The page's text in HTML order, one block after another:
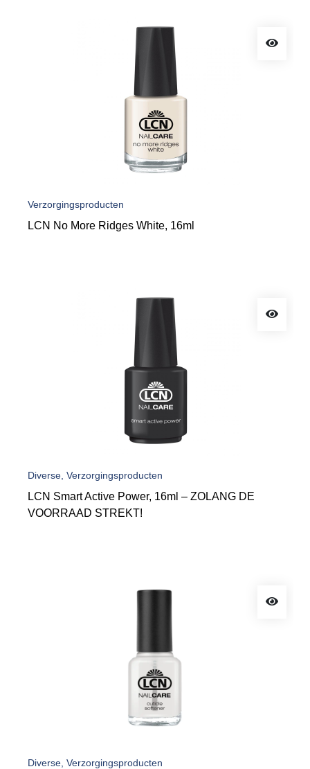
Verzorgingsproducten
LCN No More Ridges White, 16ml
Diverse, Verzorgingsproducten
LCN Smart Active Power, 16ml – ZOLANG DE
VOORRAAD STREKT!
Diverse, Verzorgingsproducten